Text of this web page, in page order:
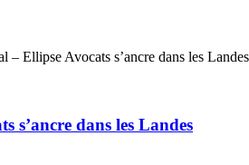
s’ancre dans les Landes